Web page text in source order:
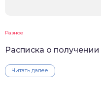
Разное
Расписка о
Читать далее